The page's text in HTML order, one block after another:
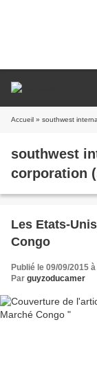
Accueil » southwest
southwest
corporation
Les Etats-
Congo
Publié le 09/09/2015
Par guyzoducamer